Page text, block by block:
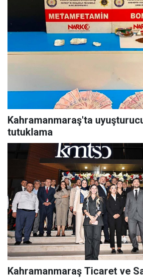
Kahramanmaraş'ta
tutuklama
Kahramanmaraş Ticaret ve